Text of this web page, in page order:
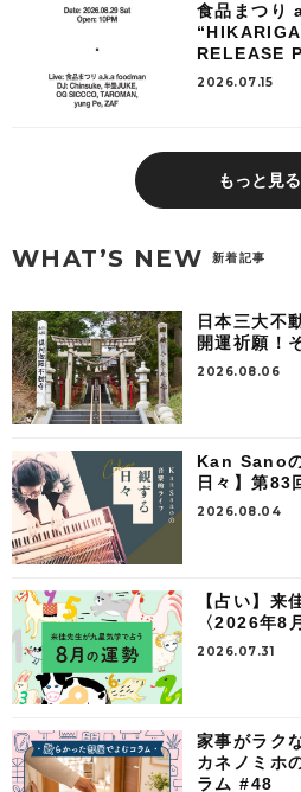
食品まつ
RELEASE
2026.07.15
もっと見る
WHAT’S NEW 新着記事
日本三大不
開運祈願！
2026.08.06
Kan Sano
日々】第83
2026.08.04
【占い】来
〈2026年8
2026.07.31
家事がラク
カネノミホ
ラム #48